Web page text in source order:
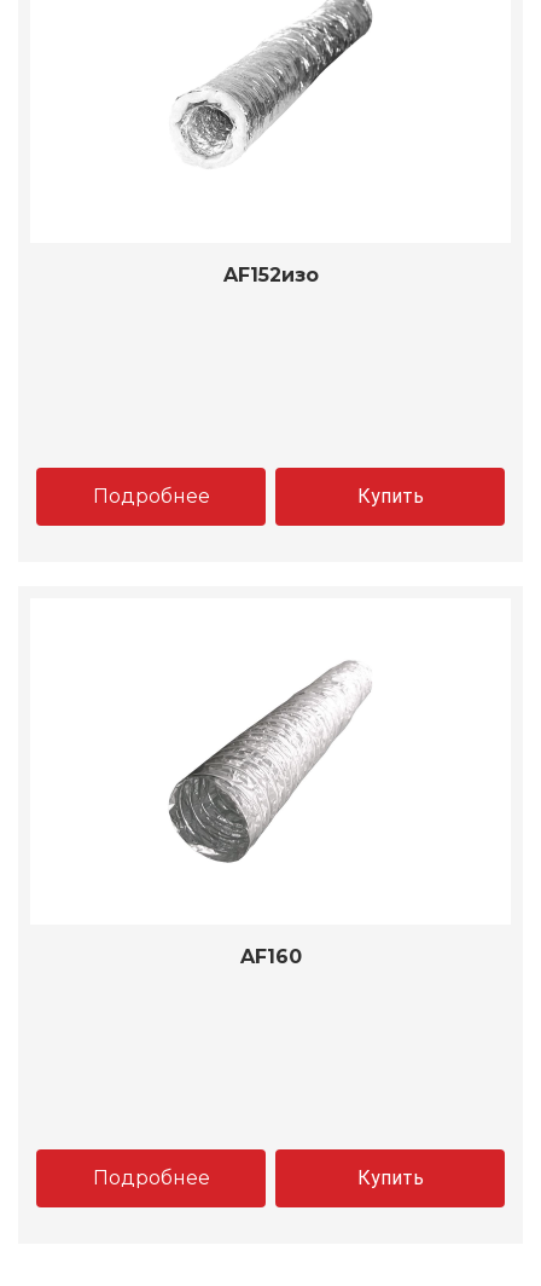
AF152изо
Подробнее Купить
AF160
Подробнее Купить